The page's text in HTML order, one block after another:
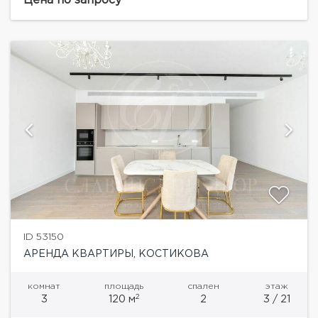
ID 53150
АРЕНДА КВАРТИРЫ, КОСТИКОВА
комнат
3
площадь
120 м2
спален
2
этаж
3 / 21